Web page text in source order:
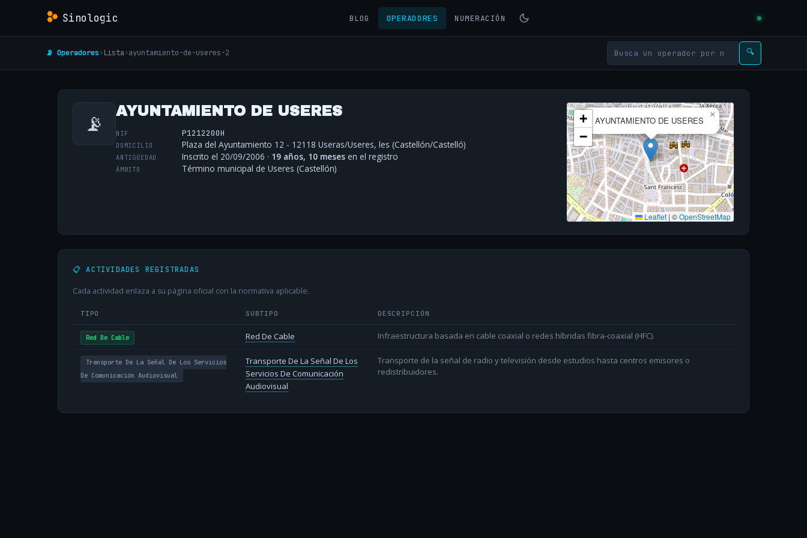
Sinologic BLOG OPERADORES NUMERACIÓN
📡 Operadores› Lista›ayuntamiento-de-useres-2 🔍
📡 AYUNTAMIENTO DE USERES
NIF P1212200H
DOMICILIO Plaza del Ayuntamiento 12 - 12118 Useras/Useres, les (Castellón/Castelló)
ANTIGÜEDAD Inscrito el 20/09/2006 · 19 años, 10 meses en el registro
ÁMBITO Término municipal de Useres (Castellón)
AYUNTAMIENTO DE USERES
×
+
−
Leaflet | ©OpenStreetMap
📋 ACTIVIDADES REGISTRADAS
Cada actividad enlaza a su página oficial con la normativa aplicable.
TIPO SUBTIPO DESCRIPCIÓN
Red De Cable Red De Cable Infraestructura basada en cable coaxial o redes híbridas fibra-coaxial (HFC).
Transporte De La Señal De Los Servicios
De Comunicación Audiovisual
Transporte De La Señal De Los
Servicios De Comunicación
Audiovisual
Transporte de la señal de radio y televisión desde estudios hasta centros emisores o
redistribuidores.